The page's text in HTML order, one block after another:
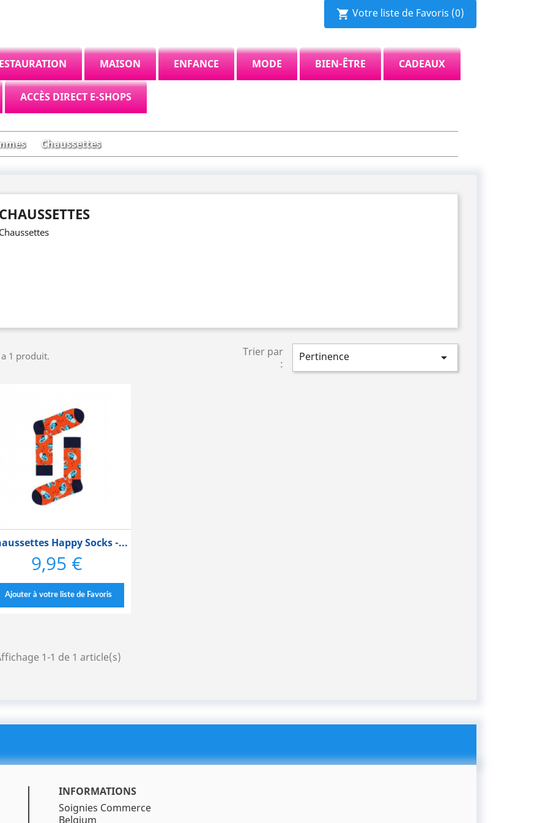
shopping_cart Votre liste de Favoris (0)
MAISON ENFANCE MODE BIEN-ÊTRE CADEAUX
ACCÈS DIRECT E-SHOPS
Chaussettes
CHAUSSETTES
Chaussettes
1 produit.
Trier par
:
Pertinence 
Happy Socks -...
Prix
9,95 €
Ajouter à votre liste de Favoris
1-1 de 1 article(s)
INFORMATIONS
Soignies Commerce
Belgium